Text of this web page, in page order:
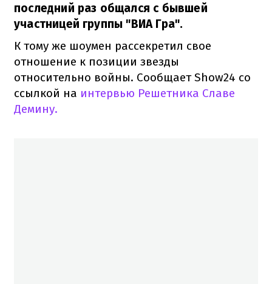
последний раз общался с бывшей
участницей группы "ВИА Гра".
К тому же шоумен рассекретил свое
отношение к позиции звезды
относительно войны. Сообщает Show24 со
ссылкой на интервью Решетника Славе
Демину.